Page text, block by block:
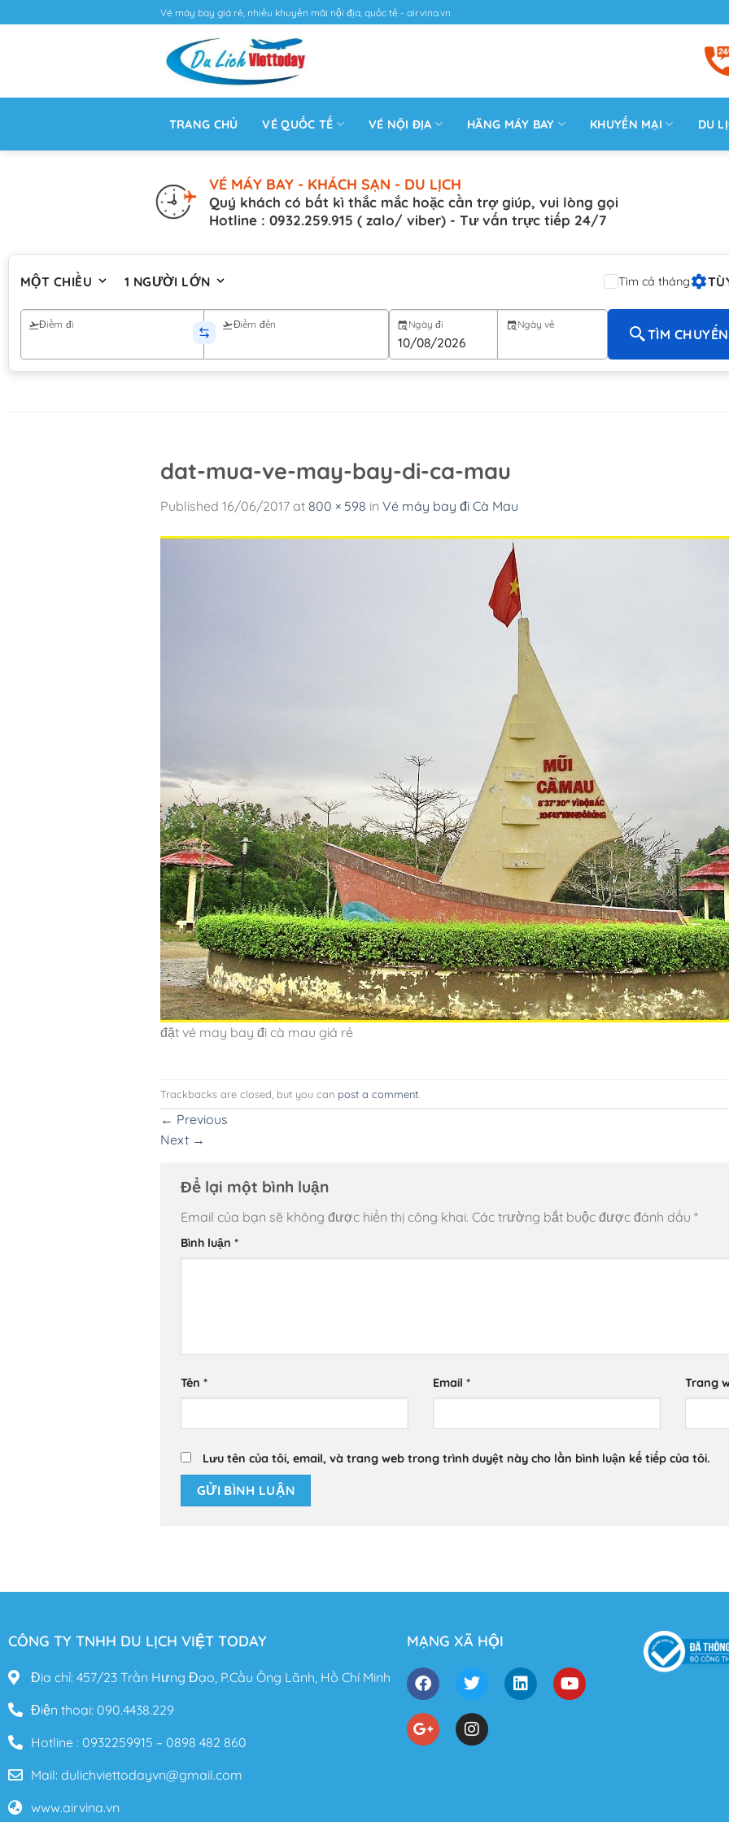
Vé máy bay giá rẻ, nhiều khuyến mãi nội địa, quốc tế - airvina.vn
TRANG CHỦ VÉ QUỐC TẾ VÉ NỘI ĐỊA HÃNG MÁY BAY KHUYẾN MẠI DU
VÉ MÁY BAY - KHÁCH SẠN - DU LỊCH
Quý khách có bất kì thắc mắc hoặc cần trợ giúp, vui lòng gọi
Hotline : 0932.259.915 ( zalo/ viber) - Tư vấn trực tiếp 24/7
MỘT CHIỀU 1 NGƯỜI LỚN Tìm cả tháng
Điểm đi Điểm đến Ngày đi Ngày về
TÌM
dat-mua-ve-may-bay-di-ca-mau
Published 16/06/2017 at 800 × 598 in Vé máy bay đi Cà Mau
đặt vé may bay đi cà mau giá rẻ
Trackbacks are closed, but you can post a comment
← Previous
Next →
Để lại một bình luận
Email của bạn sẽ không được hiển thị công khai. Các trường bắt buộc được đánh dấu *
Bình luận *
Tên * Email * Trang
Lưu tên của tôi, email, và trang web trong trình duyệt này cho lần bình luận kế tiếp của tôi.
CÔNG TY TNHH DU LỊCH VIỆT TODAY
Địa chỉ: 457/23 Trần Hưng Đạo, P.Cầu Ông Lãnh, Hồ Chí Minh
Điện thoại: 090.4438.229
Hotline : 0932259915 – 0898 482 860
Mail: dulichviettodayvn@gmail.com
www.airvina.vn
MẠNG XÃ HỘI